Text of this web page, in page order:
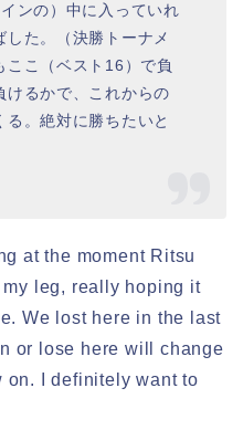
ンの）中に入っていれ
た。（決勝トーナメ
ここ（ベスト16）で負
けるかで、これからの
。絶対に勝ちたいと
at the moment Ritsu
leg, really hoping it
We lost here in the last
or lose here will change
on. I definitely want to